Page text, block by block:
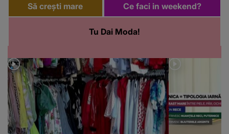
Să crești mare
Tu Dai Moda!
Ce faci in weekend?